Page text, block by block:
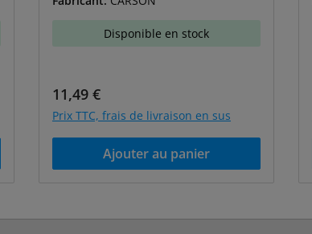
Disponible en stock
Prix régulier :
11,49 €
Prix TTC, frais de livraison en sus
Ajouter au panier